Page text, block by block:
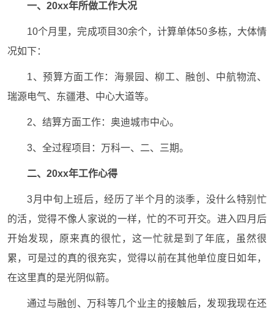
一、20xx年所做工作大况
10个月里，完成项目30余个，计算单体50多栋，大体情
况如下：
1、预算方面工作：海景园、柳工、融创、中航物流、
瑞源电气、东疆港、中心大道等。
2、结算方面工作：奥迪城市中心。
3、全过程项目：万科一、二、三期。
二、20xx年工作心得
3月中旬上班后，经历了半个月的淡季，没什么特别忙
的活，觉得不像人家说的一样，忙的不可开交。进入四月后
开始发现，原来真的很忙，这一忙就是到了年底，虽然很
累，可是过的真的很充实，觉得以前在其他单位度日如年，
在这里真的是光阴似箭。
通过与融创、万科等几个业主的接触后，发现我现在还